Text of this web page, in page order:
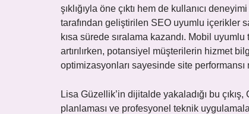
şıklığıyla öne çıktı hem de kullanıcı
tarafından geliştirilen SEO uyumlu içerikler
kısa sürede sıralama kazandı. Mobil
artırılırken, potansiyel müşterilerin hizmet
optimizasyonları sayesinde site performansı
Lisa Güzellik’in dijitalde yakaladığı bu
planlaması ve profesyonel teknik